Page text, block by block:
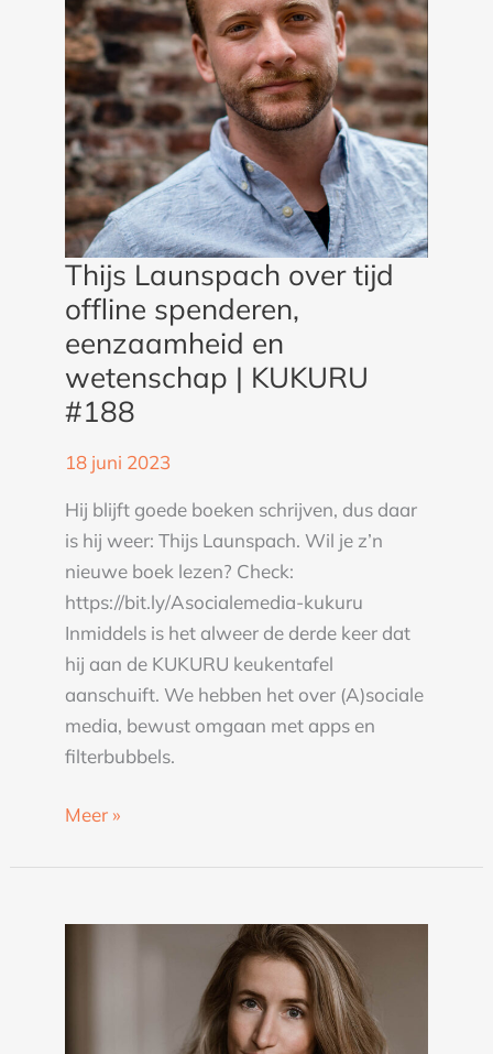
Thijs Launspach over tijd
offline spenderen,
eenzaamheid en
wetenschap | KUKURU
#188
18 juni 2023
Hij blijft goede boeken schrijven, dus daar
is hij weer: Thijs Launspach. Wil je z’n
nieuwe boek lezen? Check:
https://bit.ly/Asocialemedia-kukuru
Inmiddels is het alweer de derde keer dat
hij aan de KUKURU keukentafel
aanschuift. We hebben het over (A)sociale
media, bewust omgaan met apps en
filterbubbels.
spenderen,
eenzaamheid
en
wetenschap
|
KUKURU
#188
Meer »